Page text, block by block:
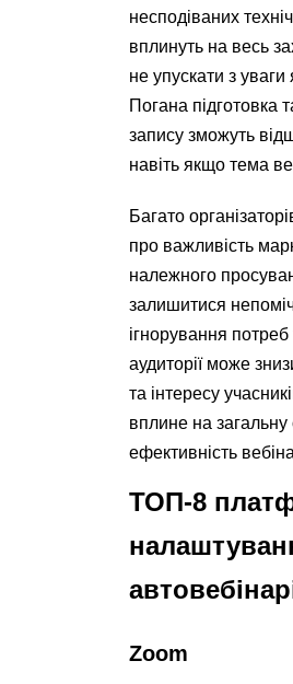
несподіваних
вплинуть на весь
не упускати з уваги
Погана підготовка
запису зможуть
навіть якщо тема
Багато
про важливість
належного
залишитися
ігнорування потреб
аудиторії може
та інтересу
вплине на загальну
ефективність
ТОП-8
Zoom